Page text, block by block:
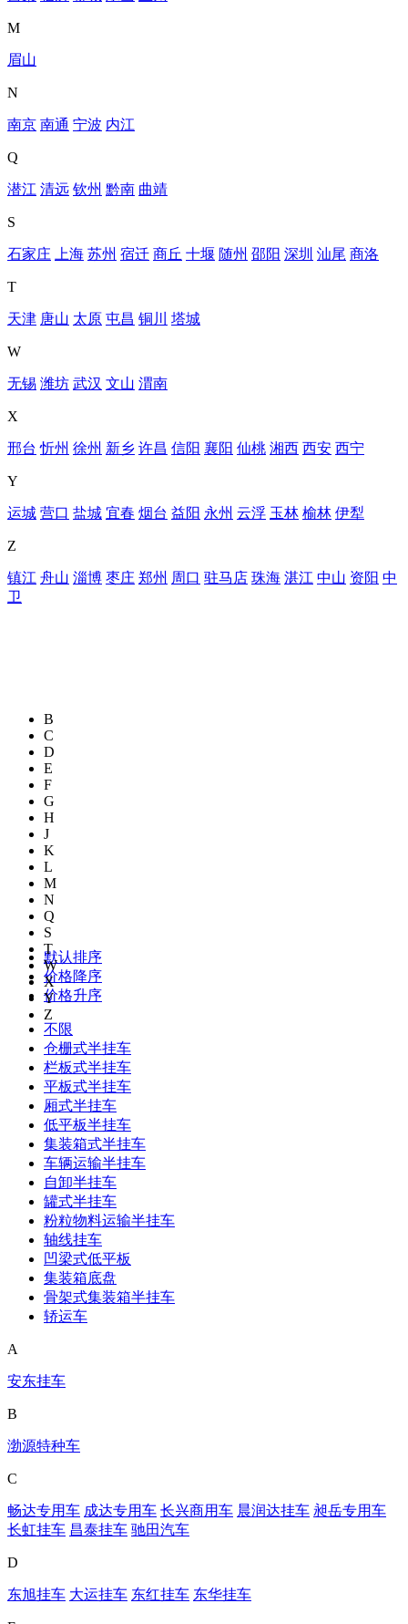
M
眉山
N
南京 南通 宁波 内江
Q
潜江 清远 钦州 黔南 曲靖
S
石家庄 上海 苏州 宿迁 商丘 十堰 随州 邵阳 深圳 汕尾 商洛
T
天津 唐山 太原 屯昌 铜川 塔城
W
无锡 潍坊 武汉 文山 渭南
X
邢台 忻州 徐州 新乡 许昌 信阳 襄阳 仙桃 湘西 西安 西宁
Y
运城 营口 盐城 宜春 烟台 益阳 永州 云浮 玉林 榆林 伊犁
Z
镇江 舟山 淄博 枣庄 郑州 周口 驻马店 珠海 湛江 中山 资阳 中
卫
B
C
D
E
F
G
H
J
K
L
M
N
Q
S
T
W
X
Y
Z
默认排序
价格降序
价格升序
不限
仓栅式半挂车
栏板式半挂车
平板式半挂车
厢式半挂车
低平板半挂车
集装箱式半挂车
车辆运输半挂车
自卸半挂车
罐式半挂车
粉粒物料运输半挂车
轴线挂车
凹梁式低平板
集装箱底盘
骨架式集装箱半挂车
轿运车
A
安东挂车
B
渤源特种车
C
畅达专用车 成达专用车 长兴商用车 晨润达挂车 昶岳专用车
长虹挂车 昌泰挂车 驰田汽车
D
东旭挂车 大运挂车 东红挂车 东华挂车